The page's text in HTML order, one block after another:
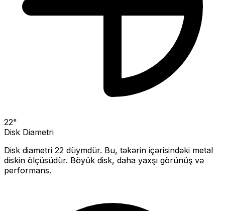
22"
Disk Diametri
Disk diametri 22 düymdür. Bu, təkərin içərisindəki metal
diskin ölçüsüdür. Böyük disk, daha yaxşı görünüş və
performans.